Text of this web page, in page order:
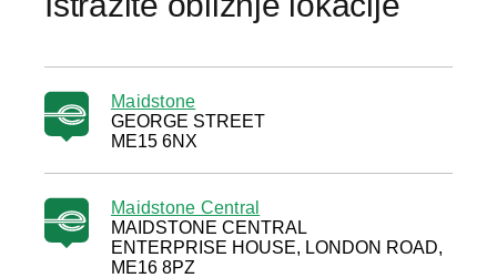
Maidstone
GEORGE STREET
ME15 6NX
Maidstone Central
MAIDSTONE CENTRAL
ENTERPRISE HOUSE, LONDON ROAD,
ME16 8PZ